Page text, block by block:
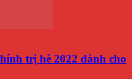
trị hè 2022 dành cho